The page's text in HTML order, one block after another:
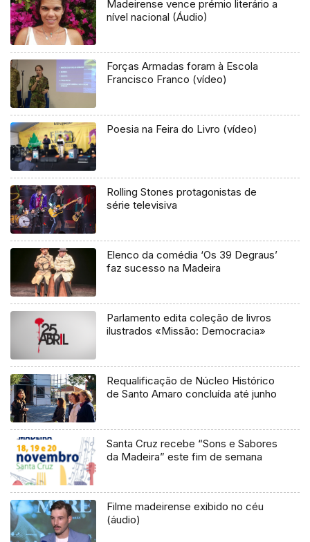
Madeirense vence prémio literário a
nível nacional (Áudio)
Forças Armadas foram à Escola
Francisco Franco (vídeo)
Poesia na Feira do Livro (vídeo)
Rolling Stones protagonistas de
série televisiva
Elenco da comédia ‘Os 39 Degraus’
faz sucesso na Madeira
Parlamento edita coleção de livros
ilustrados «Missão: Democracia»
Requalificação de Núcleo Histórico
de Santo Amaro concluída até junho
Santa Cruz recebe “Sons e Sabores
da Madeira” este fim de semana
Filme madeirense exibido no céu
(áudio)